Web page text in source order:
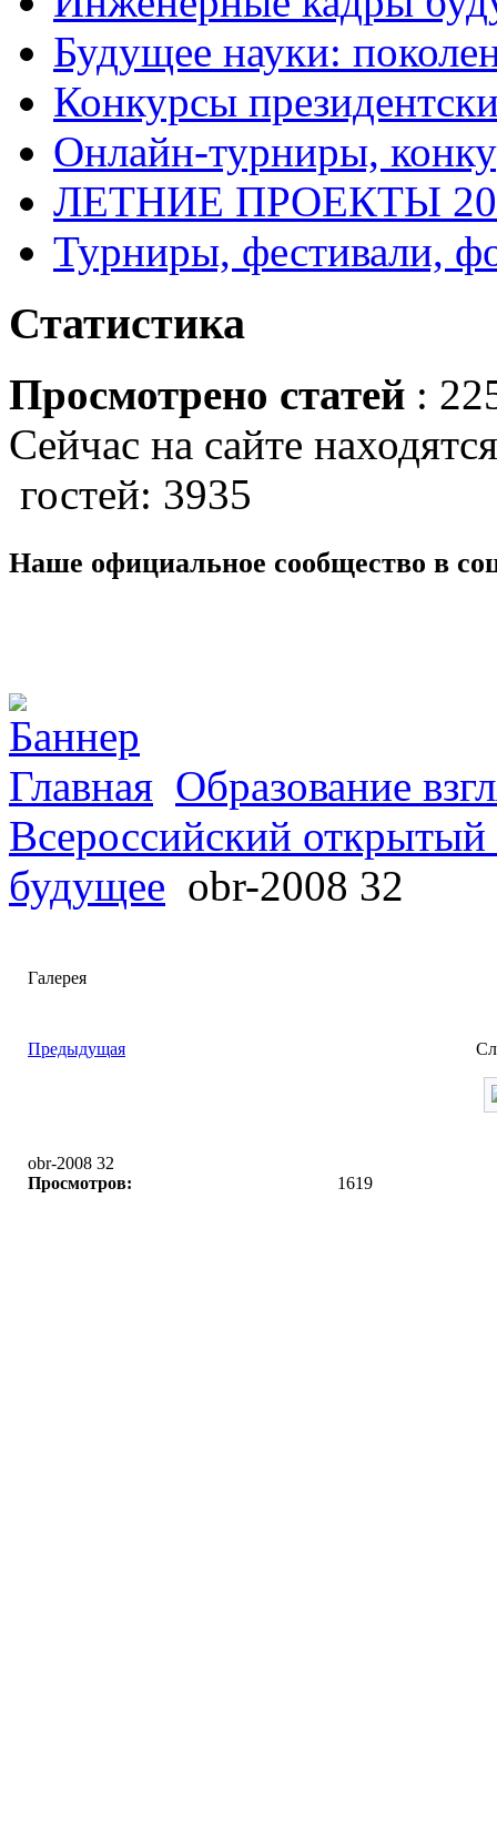
Будущее науки:
Конкурсы
Онлайн-турниры,
ЛЕТНИЕ ПРОЕКТЫ
Турниры, фестивали,
Статистика
Просмотрено статей :
Сейчас на сайте
гостей: 3935
Наше официальное сообщество в
Главная Образование
Всероссийский
будущее obr-2008 32
Галерея
Предыдущая
obr-2008 32
Просмотров:
1619